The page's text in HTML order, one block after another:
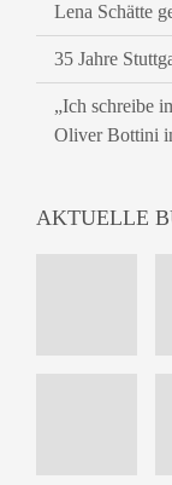
Lena Schätte
35 Jahre
„Ich schreibe
Oliver Bottini
AKTUELLE